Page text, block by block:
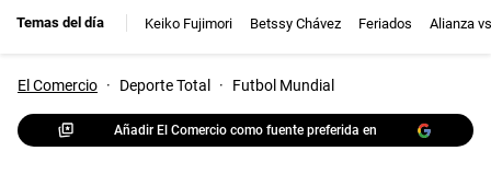
Temas del día Keiko Fujimori Betssy Chávez Feriados Alianza
El Comercio · Deporte Total · Futbol Mundial
Añadir El Comercio como fuente preferida en